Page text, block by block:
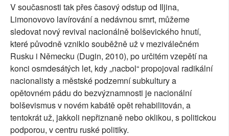
V současnosti tak přes časový odstup od Iljina,
Limonovovo lavírování a nedávnou smrt, můžeme
sledovat nový revival nacionálně bolševického hnutí,
které původně vzniklo souběžně už v meziválečném
Rusku i Německu (Dugin, 2010), po určitém vzepětí na
konci osmdesátých let, kdy „nacbol“ propojoval radikální
nacionalisty a městské podzemní subkultury a
opětovném pádu do bezvýznamnosti je nacionální
bolševismus v novém kabátě opět rehabilitován, a
tentokrát už, jakkoli nepřiznaně nebo oklikou, s politickou
podporou, v centru ruské politiky.